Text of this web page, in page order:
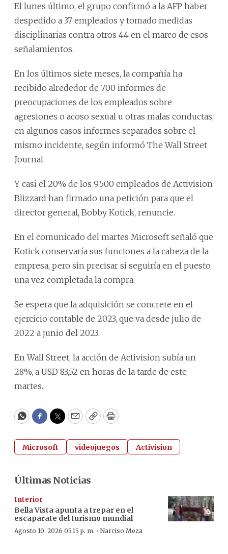
El lunes último, el grupo confirmó a la AFP haber
despedido a 37 empleados y tomado medidas
disciplinarias contra otros 44 en el marco de esos
señalamientos.
En los últimos siete meses, la compañía ha
recibido alrededor de 700 informes de
preocupaciones de los empleados sobre
agresiones o acoso sexual u otras malas conductas,
en algunos casos informes separados sobre el
mismo incidente, según informó The Wall Street
Journal.
Y casi el 20% de los 9.500 empleados de Activision
Blizzard han firmado una petición para que el
director general, Bobby Kotick, renuncie.
En el comunicado del martes Microsoft señaló que
Kotick conservaría sus funciones a la cabeza de la
empresa, pero sin precisar si seguiría en el puesto
una vez completada la compra.
Se espera que la adquisición se concrete en el
ejercicio contable de 2023, que va desde julio de
2022 a junio del 2023.
En Wall Street, la acción de Activision subía un
28%, a USD 83,52 en horas de la tarde de este
martes.
WhatsApp
Facebook
Twitter
EmailCopyPrint
Microsoft videojuegos Activision
Últimas Noticias
Interior
Bella Vista apunta a trepar en el
escaparate del turismo mundial
Agosto 10, 2026 05:15 p. m. · Narciso Meza